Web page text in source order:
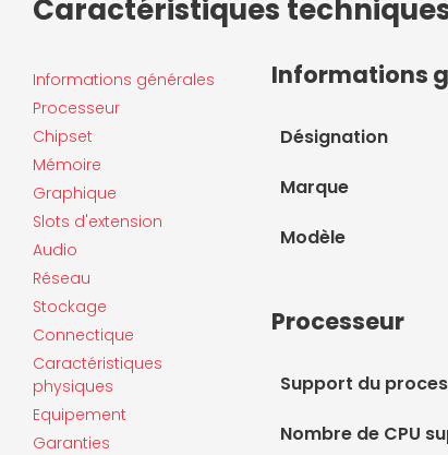
Caractéristiques
Informations générales
Processeur
Chipset
Mémoire
Graphique
Slots d'extension
Audio
Réseau
Stockage
Connectique
Caractéristiques
physiques
Equipement
Garanties
Informations
Désignation
Marque
Modèle
Processeur
Support du
Nombre de CPU